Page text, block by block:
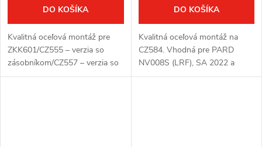
DO KOŠÍKA
Kvalitná oceľová montáž pre
ZKK601/CZ555 – verzia so
zásobníkom/CZ557 – verzia so
zásobníkom. Vhodná pre PARD
DO KOŠÍKA
Kvalitná oceľová montáž na
CZ584. Vhodná pre PARD
NV008S (LRF), SA 2022 a
FD1.